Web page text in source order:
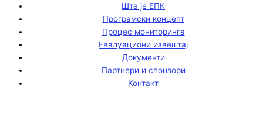
Шта је ЕПК
Програмски концепт
Процес мониторинга
Евалуациони извештај
Документи
Партнери и спонзори
Контакт